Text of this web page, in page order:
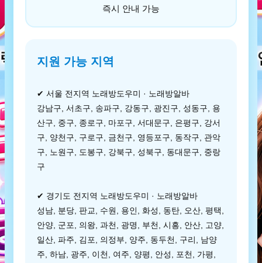
즉시 안내 가능
지원 가능 지역
✔ 서울 전지역 노래방도우미 · 노래방알바
강남구, 서초구, 송파구, 강동구, 광진구, 성동구, 용
산구, 중구, 종로구, 마포구, 서대문구, 은평구, 강서
구, 양천구, 구로구, 금천구, 영등포구, 동작구, 관악
구, 노원구, 도봉구, 강북구, 성북구, 동대문구, 중랑
구
✔ 경기도 전지역 노래방도우미 · 노래방알바
성남, 분당, 판교, 수원, 용인, 화성, 동탄, 오산, 평택,
안양, 군포, 의왕, 과천, 광명, 부천, 시흥, 안산, 고양,
일산, 파주, 김포, 의정부, 양주, 동두천, 구리, 남양
주, 하남, 광주, 이천, 여주, 양평, 안성, 포천, 가평,